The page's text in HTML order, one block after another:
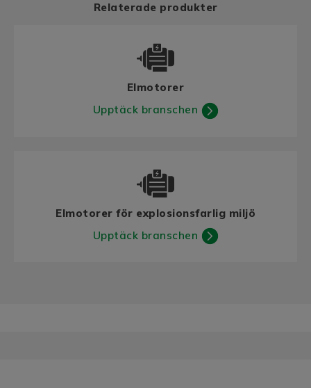
Relaterade produkter
Elmotorer
Upptäck branschen
Elmotorer för explosionsfarlig miljö
Upptäck branschen